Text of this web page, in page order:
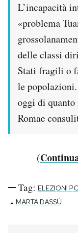
L’incapacità
«problema
delle classi
Stati fragili o
le
oggi di quanto
Romae
(
Tag: ELEZIONI
- MARTA DASSÙ